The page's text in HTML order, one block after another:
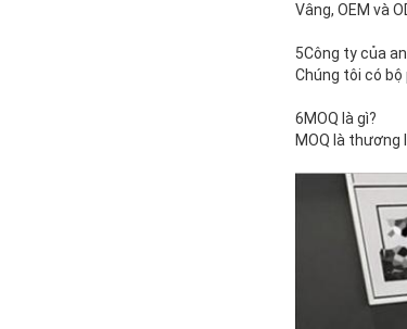
Vâng, OEM và
5Công ty của
Chúng tôi có
6MOQ là gì?
MOQ là thương